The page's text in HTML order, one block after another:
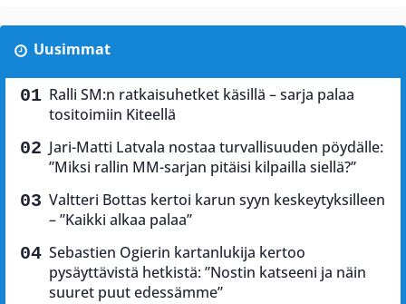
Uusimmat
Ralli SM:n ratkaisuhetket käsillä – sarja palaa
tositoimiin Kiteellä
Jari-Matti Latvala nostaa turvallisuuden pöydälle:
”Miksi rallin MM-sarjan pitäisi kilpailla siellä?”
Valtteri Bottas kertoi karun syyn keskeytyksilleen
– ”Kaikki alkaa palaa”
Sebastien Ogierin kartanlukija kertoo
pysäyttävistä hetkistä: ”Nostin katseeni ja näin
suuret puut edessämme”